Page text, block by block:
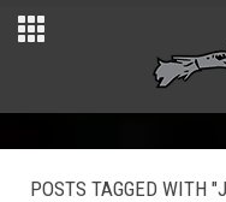
POSTS TAGGED WITH